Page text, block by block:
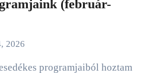
(február-
2026